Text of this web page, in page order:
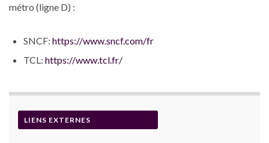
métro (ligne D) :
SNCF: https://www.sncf.com/fr
TCL: https://www.tcl.fr/
LIENS EXTERNES